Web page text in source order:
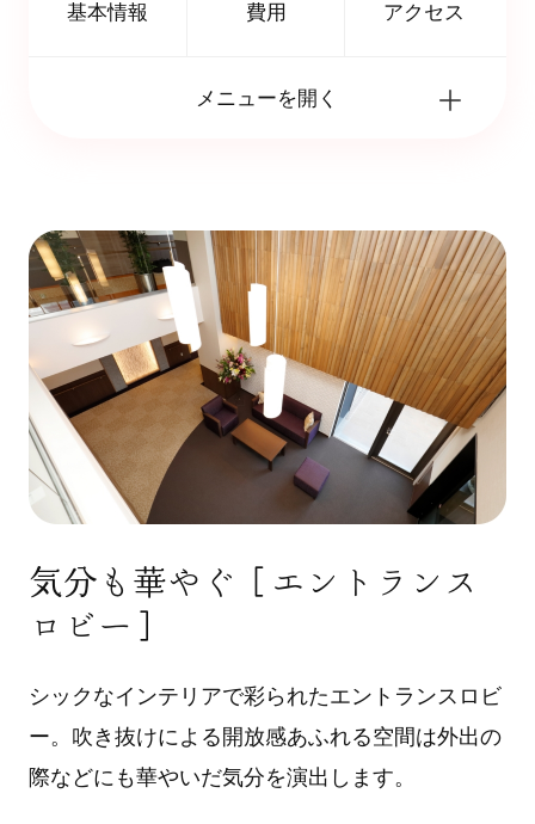
基本情報 費用 アクセス
メニューを開く
気分も華やぐ［エントランス
ロビー］
シックなインテリアで彩られたエントランスロビ
ー。吹き抜けによる開放感あふれる空間は外出の
際などにも華やいだ気分を演出します。